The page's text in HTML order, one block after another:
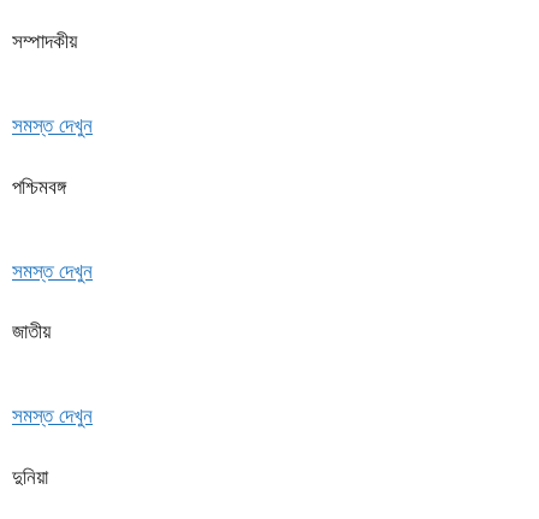
সম্পাদকীয়
সমস্ত দেখুন
পশ্চিমবঙ্গ
সমস্ত দেখুন
জাতীয়
সমস্ত দেখুন
দুনিয়া